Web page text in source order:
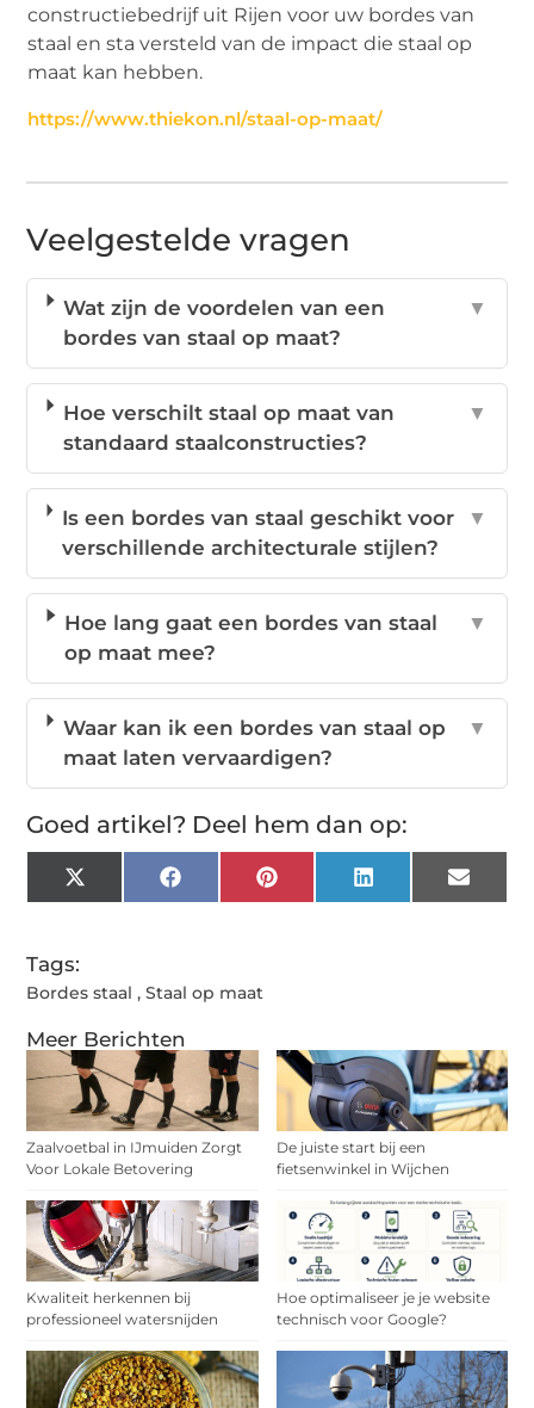
Meer Berichten
Zaalvoetbal in IJmuiden Zorgt
Voor Lokale Betovering
De juiste start bij een
fietsenwinkel in Wijchen
Kwaliteit herkennen bij
professioneel watersnijden
Hoe optimaliseer je je website
technisch voor Google?
constructiebedrijf uit Rijen voor uw bordes van
staal en sta versteld van de impact die staal op
maat kan hebben.
https://www.thiekon.nl/staal-op-maat/
Veelgestelde vragen
Wat zijn de voordelen van een
bordes van staal op maat?
▼
Hoe verschilt staal op maat van
standaard staalconstructies?
▼
Is een bordes van staal geschikt voor
verschillende architecturale stijlen?
▼
Hoe lang gaat een bordes van staal
op maat mee?
▼
Waar kan ik een bordes van staal op
maat laten vervaardigen?
▼
Goed artikel? Deel hem dan op:
X
(Twitter)
FacebookPinterestLinkedInEmail
Tags:
Bordes staal ,Staal op maat